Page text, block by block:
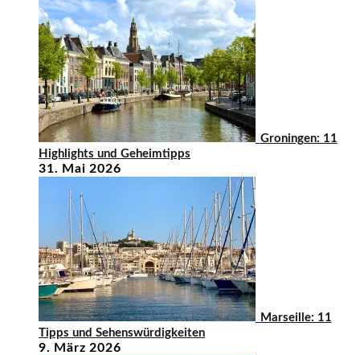
Groningen: 11
Highlights und Geheimtipps
31. Mai 2026
Marseille: 11
Tipps und Sehenswürdigkeiten
9. März 2026